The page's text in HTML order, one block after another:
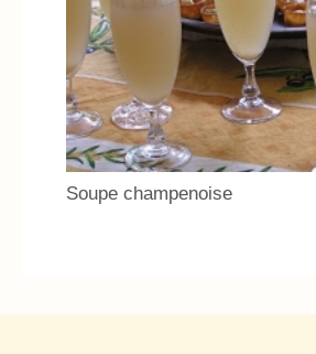
Soupe champenoise